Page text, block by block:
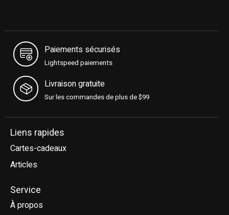
Paiements sécurisés
Lightspeed paiements
Livraison gratuite
Sur les commandes de plus de $99
Liens rapides
Cartes-cadeaux
Articles
Service
À propos